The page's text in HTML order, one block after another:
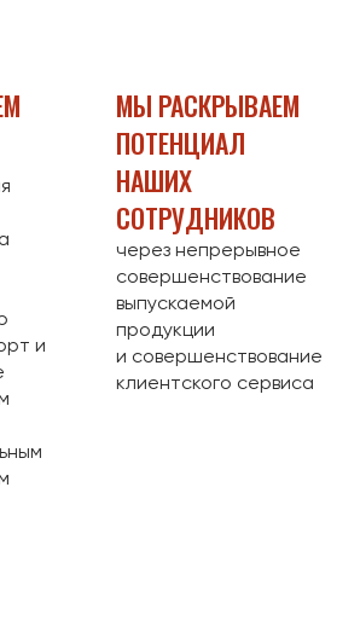
и
МЫ РАСКРЫВАЕМ
ПОТЕНЦИАЛ
НАШИХ
СОТРУДНИКОВ
через непрерывное
совершенствование
выпускаемой
продукции
и совершенствование
клиентского сервиса